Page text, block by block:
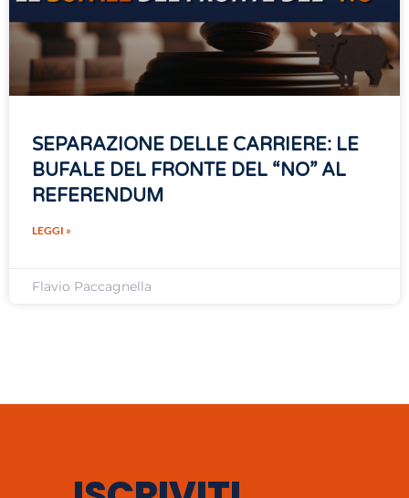
SEPARAZIONE DELLE CARRIERE: LE
BUFALE DEL FRONTE DEL “NO” AL
REFERENDUM
LEGGI »
Flavio Paccagnella